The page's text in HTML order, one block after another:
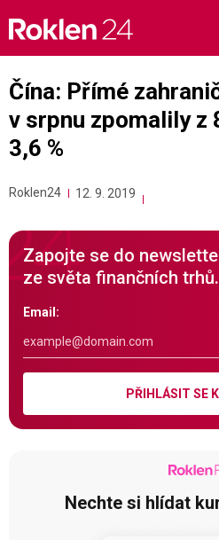
content
Čína: Přímé
v srpnu zpomalily z
3,6 %
Roklen24 12. 9. 2019
Zapojte se do
ze světa finančních trhů.
Email:
PŘIHLÁSIT SE
Nechte si hlídat